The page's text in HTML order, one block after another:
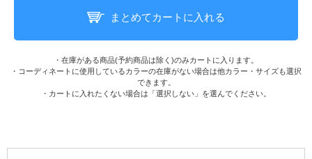
まとめてカートに入れる
・在庫がある商品(予約商品は除く)のみカートに入ります。
・コーディネートに使用しているカラーの在庫がない場合は他カラー・サイズも選択
できます。
・カートに入れたくない場合は「選択しない」を選んでください。